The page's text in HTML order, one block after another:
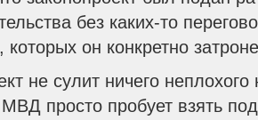
без каких-то
он конкретно
не сулит ничего
просто пробует взять